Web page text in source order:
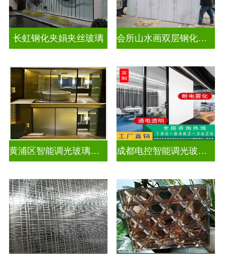
长虹钢化夹娟夹丝玻璃 会所山水画双层钢化夹胶
黄浦区智能调光玻璃公司 成都电控智能调光玻璃售价多少